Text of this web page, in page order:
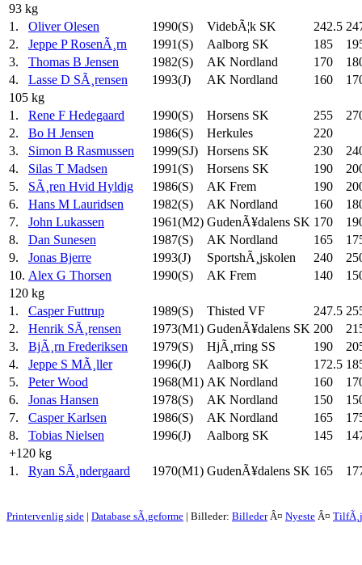
93 kg
1.
Oliver Olesen 1990(S) VidebÃ¦k SK 242.5
2.
Jeppe P RosenÃ¸rn 1991(S) Aalborg SK 185
3.
Thomas B Jensen 1982(S) AK Nordland 170
4.
Lasse D SÃ¸rensen 1993(J) AK Nordland 160
105 kg
1.
Rene F Hedegaard 1990(S) Horsens SK 255
2.
Bo H Jensen 1986(S) Herkules
220
3.
Simon B Rasmussen 1999(SJ) Horsens SK 230
4.
Silas T Madsen 1991(S) Horsens SK 190
5.
SÃ¸ren Hvid Hyldig 1986(S) AK Frem 190
6.
Hans M Lauridsen 1982(S) AK Nordland 160
7.
John Lukassen 1961(M2) GudenÃ¥dalens SK 170
8.
Dan Sunesen 1987(S) AK Nordland 165
9.
Jonas Bjerre 1993(J) SportshÃ¸jskolen 240
10. Alex G Thorsen 1990(S) AK Frem 140
120 kg
1.
Casper Futtrup 1989(S) Thisted VF 247.5
2.
Henrik SÃ¸rensen 1973(M1) GudenÃ¥dalens SK 200
3.
BjÃ¸rn Frederiksen 1979(S) HjÃ¸rring SS 190
4.
Jeppe S MÃ¸ller 1996(J) Aalborg SK 172.5
5.
Peter Wood 1968(M1) AK Nordland 160
6.
Jonas Hansen 1978(S) AK Nordland 150
7.
Casper Karlsen 1986(S) AK Nordland 165
8.
Tobias Nielsen 1996(J) Aalborg SK 145
+120 kg
1.
Ryan SÃ¸ndergaard 1970(M1) GudenÃ¥dalens SK 165
Printervenlig side | Database sÃ¸geforme | Billeder: BillederÂ¤ Nyeste Â¤ TilfÃ¸j